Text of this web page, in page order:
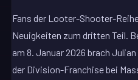
Fans der Looter-Shooter-
Neuigkeiten zum dritten Teil.
am 8. Januar 2026 brach
der Division-Franchise bei